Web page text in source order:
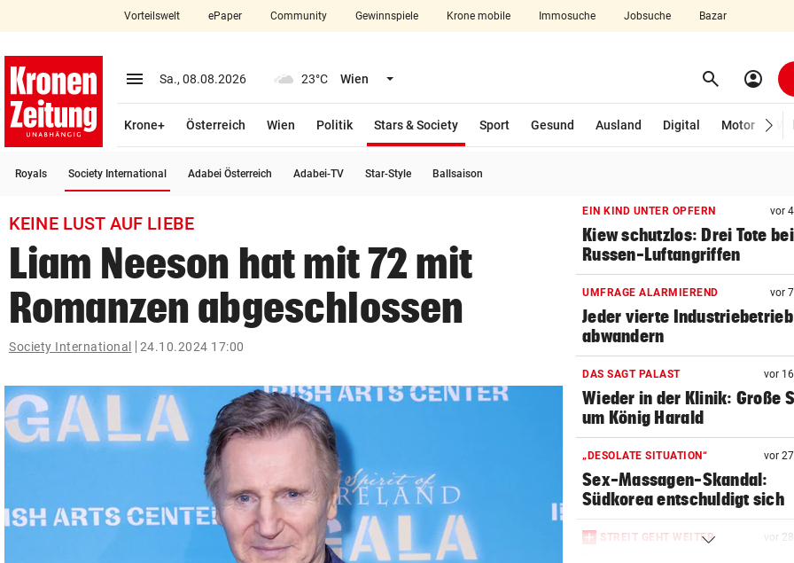
closeSchließen
account_circle Anmelden
arrow_right
Wien
bookmark
search
Suchbegriff
eingeben
© Krone Multimedia GmbH & Co KG 2026
Muthgasse 2, 1190 Wien
Vorteilswelt ePaper Community Gewinnspiele Krone mobile Immosuche Jobsuche Bazar
menu Menü aufklappen
Sa., 08.08.2026 23°C Wien Menü aufklappen search Suchen
account_circle
Krone+ Österreich Wien Politik Stars & Society
Sport
Gesund Ausland Digital Motor
Royals Society International Adabei Österreich Adabei-TV Star-Style Ballsaison
KEINE LUST AUF LIEBE
Liam Neeson hat mit 72 mit
Romanzen abgeschlossen
Society International 24.10.2024 17:00
EIN KIND UNTER OPFERN vor
Kiew schutzlos: Drei Tote bei
Russen-Luftangriffen
UMFRAGE ALARMIEREND vor
Jeder vierte Industriebetrieb
abwandern
DAS SAGT PALAST vor
Wieder in der Klinik: Große
um König Harald
„DESOLATE SITUATION“ vor
Sex-Massagen-Skandal:
Südkorea entschuldigt sich
STREIT GEHT WEITER vor